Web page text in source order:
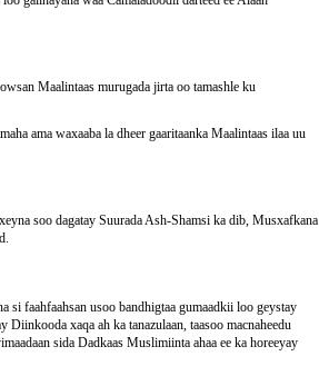
Maalintaas murugada jirta oo tamashle ku
ama waxaaba la dheer gaaritaanka Maalintaas ilaa uu
soo dagatay Suurada Ash-Shamsi ka dib, Musxafkana
si faahfaahsan usoo bandhigtaa gumaadkii loo geystay
xaqa ah ka tanazulaan, taasoo macnaheedu
sida Dadkaas Muslimiinta ahaa ee ka horeeyay